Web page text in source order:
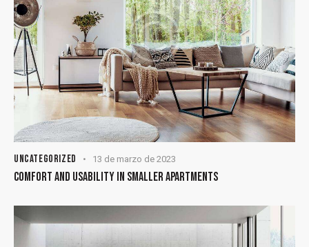
UNCATEGORIZED 13 de marzo de 2023
COMFORT AND USABILITY IN SMALLER APARTMENTS